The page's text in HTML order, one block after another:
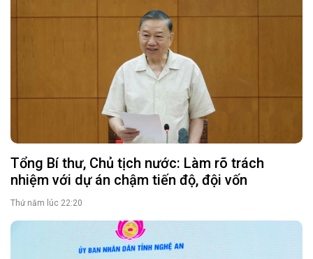
Tổng Bí thư, Chủ tịch nước: Làm rõ trách
nhiệm với dự án chậm tiến độ, đội vốn
Thứ năm lúc 22:20